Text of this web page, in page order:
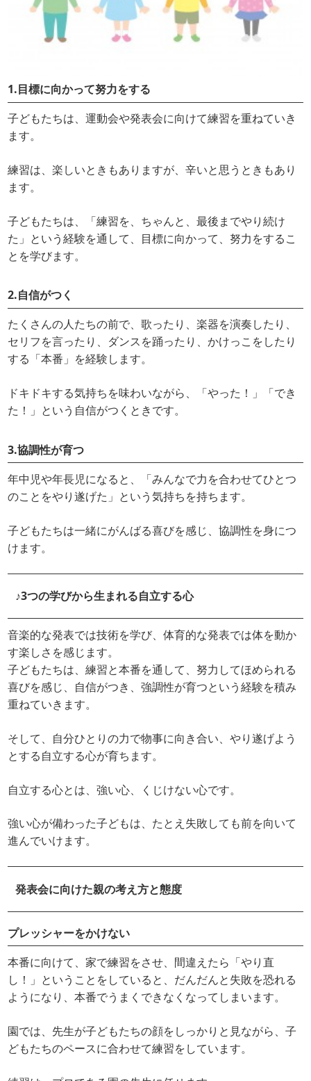
1.目標に向かって努力をする
子どもたちは、運動会や発表会に向けて練習を重ねていき
ます。
練習は、楽しいときもありますが、辛いと思うときもあり
ます。
子どもたちは、「練習を、ちゃんと、最後までやり続け
た」という経験を通して、目標に向かって、努力をするこ
とを学びます。
2.自信がつく
たくさんの人たちの前で、歌ったり、楽器を演奏したり、
セリフを言ったり、ダンスを踊ったり、かけっこをしたり
する「本番」を経験します。
ドキドキする気持ちを味わいながら、「やった！」「でき
た！」という自信がつくときです。
3.協調性が育つ
年中児や年長児になると、「みんなで力を合わせてひとつ
のことをやり遂げた」という気持ちを持ちます。
子どもたちは一緒にがんばる喜びを感じ、協調性を身につ
けます。
♪3つの学びから生まれる自立する心
音楽的な発表では技術を学び、体育的な発表では体を動か
す楽しさを感じます。
子どもたちは、練習と本番を通して、努力してほめられる
喜びを感じ、自信がつき、強調性が育つという経験を積み
重ねていきます。
そして、自分ひとりの力で物事に向き合い、やり遂げよう
とする自立する心が育ちます。
自立する心とは、強い心、くじけない心です。
強い心が備わった子どもは、たとえ失敗しても前を向いて
進んでいけます。
発表会に向けた親の考え方と態度
プレッシャーをかけない
本番に向けて、家で練習をさせ、間違えたら「やり直
し！」ということをしていると、だんだんと失敗を恐れる
ようになり、本番でうまくできなくなってしまいます。
園では、先生が子どもたちの顔をしっかりと見ながら、子
どもたちのペースに合わせて練習をしています。